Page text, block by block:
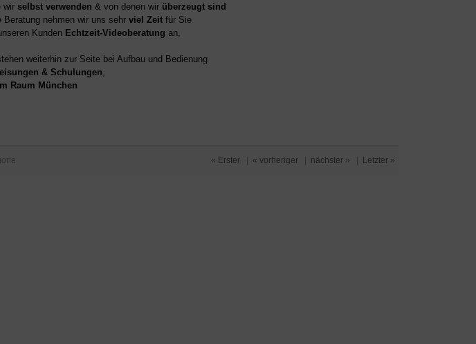
wir selbst verwenden & von denen wir überzeugt sind
Beratung nehmen wir uns sehr viel Zeit für Sie
Kunden Echtzeit-Videoberatung an,
weiterhin zur Seite bei Aufbau und Bedienung
& Schulungen
Raum München
« Erster | « vorheriger | nächster » | Letzter »